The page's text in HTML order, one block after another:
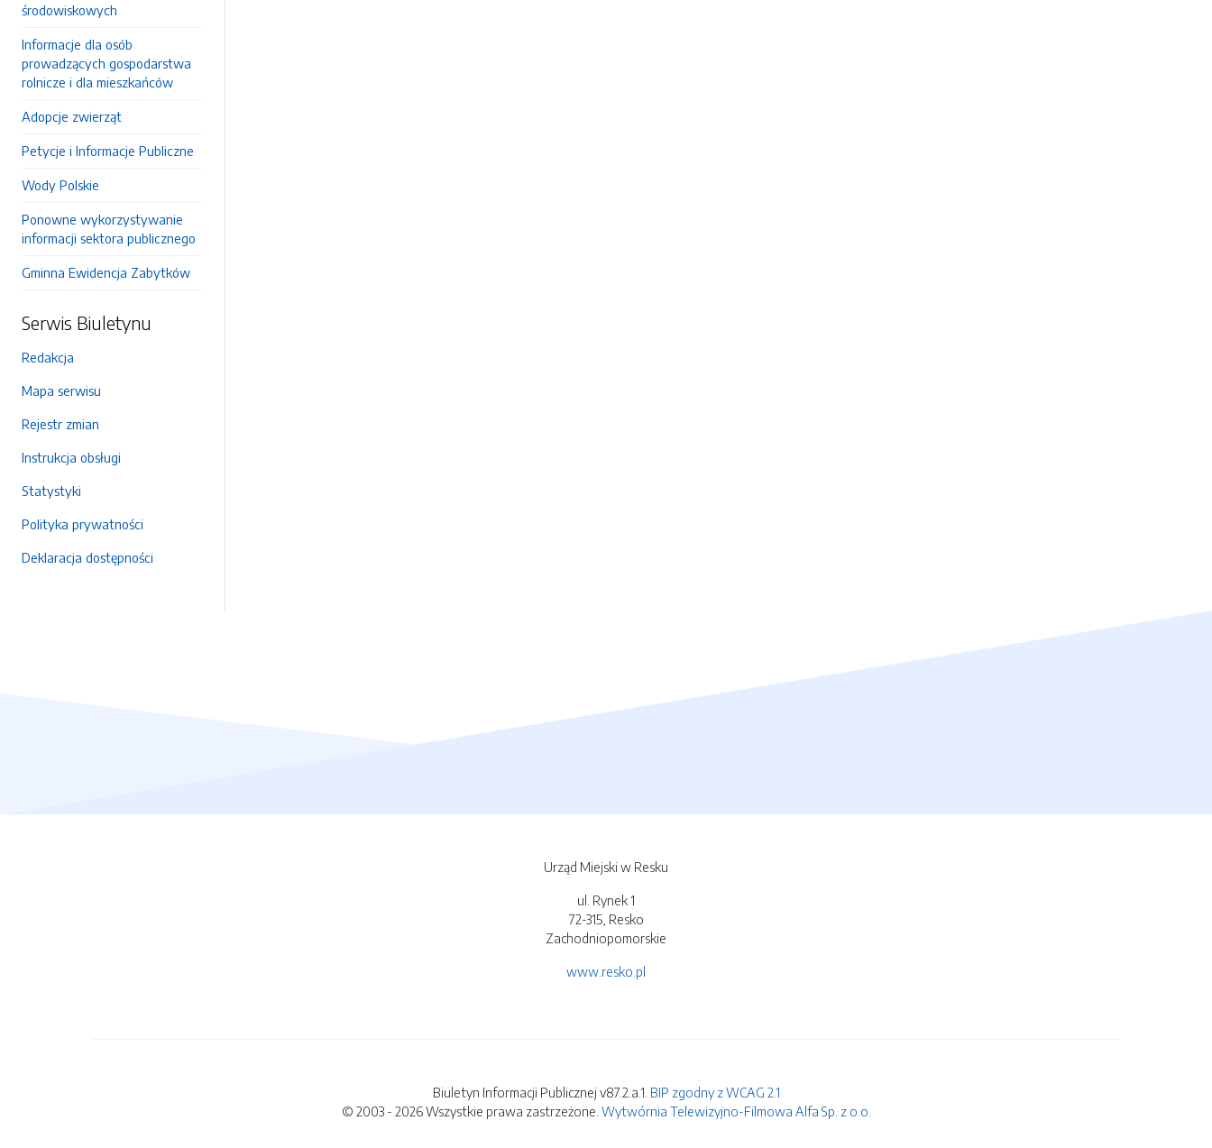
środowiskowych
Informacje dla osób
prowadzących gospodarstwa
rolnicze i dla mieszkańców
Adopcje zwierząt
Petycje i Informacje Publiczne
Wody Polskie
Ponowne wykorzystywanie
informacji sektora publicznego
Gminna Ewidencja Zabytków
Serwis Biuletynu
Redakcja
Mapa serwisu
Rejestr zmian
Instrukcja obsługi
Statystyki
Polityka prywatności
Deklaracja dostępności
Urząd Miejski w Resku
ul. Rynek 1
72-315, Resko
Zachodniopomorskie
www.resko.pl
Biuletyn Informacji Publicznej v87.2.a.1. BIP zgodny z WCAG 2.1
© 2003 - 2026 Wszystkie prawa zastrzeżone. Wytwórnia Telewizyjno-Filmowa Alfa Sp. z o.o.